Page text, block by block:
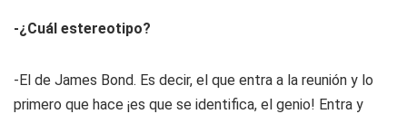
-¿Cuál estereotipo?
-El de James Bond. Es decir, el que entra a la reunión y lo
primero que hace ¡es que se identifica, el genio! Entra y